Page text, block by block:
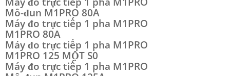
Mô-đun M1PRO 80A
Máy đo trực tiếp 1 pha M1PRO
M1PRO 80A
Máy đo trực tiếp 1 pha M1PRO
M1PRO 125 MỘT S0
Máy đo trực tiếp 1 pha M1PRO